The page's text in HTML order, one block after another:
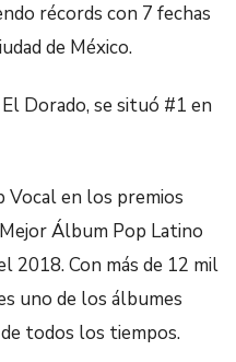
récords con 7 fechas
de México.
Dorado, se situó #1 en
Vocal en los premios
Álbum Pop Latino
2018. Con más de 12 mil
uno de los álbumes
todos los tiempos.